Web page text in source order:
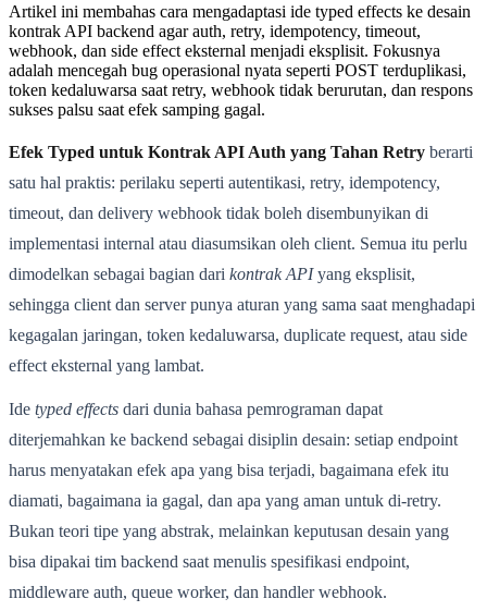
Artikel ini membahas cara mengadaptasi ide typed effects ke desain
kontrak API backend agar auth, retry, idempotency, timeout,
webhook, dan side effect eksternal menjadi eksplisit. Fokusnya
adalah mencegah bug operasional nyata seperti POST terduplikasi,
token kedaluwarsa saat retry, webhook tidak berurutan, dan respons
sukses palsu saat efek samping gagal.
Efek Typed untuk Kontrak API Auth yang Tahan Retry berarti
satu hal praktis: perilaku seperti autentikasi, retry, idempotency,
timeout, dan delivery webhook tidak boleh disembunyikan di
implementasi internal atau diasumsikan oleh client. Semua itu perlu
dimodelkan sebagai bagian dari kontrak APIyang eksplisit,
sehingga client dan server punya aturan yang sama saat menghadapi
kegagalan jaringan, token kedaluwarsa, duplicate request, atau side
effect eksternal yang lambat.
Ide typed effects dari dunia bahasa pemrograman dapat
diterjemahkan ke backend sebagai disiplin desain: setiap endpoint
harus menyatakan efek apa yang bisa terjadi, bagaimana efek itu
diamati, bagaimana ia gagal, dan apa yang aman untuk di-retry.
Bukan teori tipe yang abstrak, melainkan keputusan desain yang
bisa dipakai tim backend saat menulis spesifikasi endpoint,
middleware auth, queue worker, dan handler webhook.